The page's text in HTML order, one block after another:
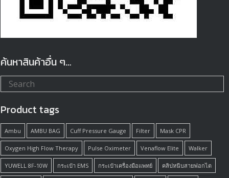
ค้นหาสินค้าอื่น ๆ…
Product tags
Ambu AMBU BAG Cuff Pressure Gauge Filter Mask CPR
Oxygen High Flow Therapy Pulse Oximeter Venaflow Elite Walker
YUWELL 8F-10W กระเป๋า EMS กระเป๋าเครื่องมือแพทย์ คลิปหนีบสายฟอกไต